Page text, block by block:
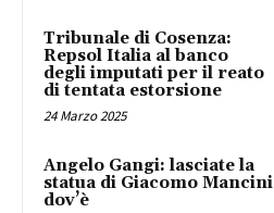
Tribunale di Cosenza:
Repsol Italia al banco
degli imputati per il reato
di tentata estorsione
24 Marzo 2025
Angelo Gangi: lasciate la
statua di Giacomo Mancini
dov’è